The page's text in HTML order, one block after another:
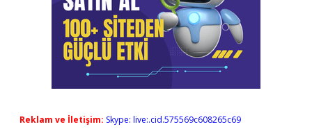
Reklam ve İletişim: Skype: live:.cid.575569c608265c69